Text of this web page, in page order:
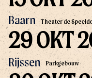
Baarn Theater de
Rijssen Parkgebouw
29 OKT